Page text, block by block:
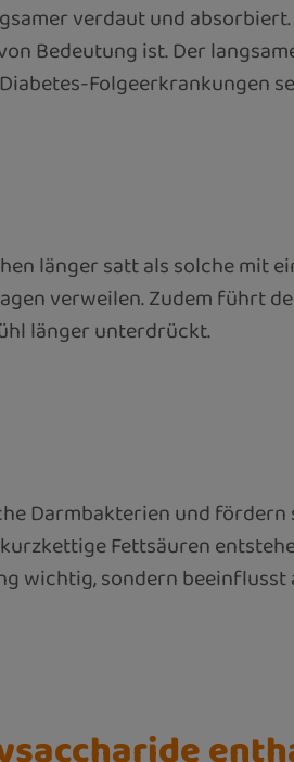
verdaut und
Bedeutung ist. Der
Folgeerkrankungen
länger satt als solche mit
verweilen. Zudem führt
länger unterdrückt.
Darmbakterien und
Fettsäuren
wichtig, sondern